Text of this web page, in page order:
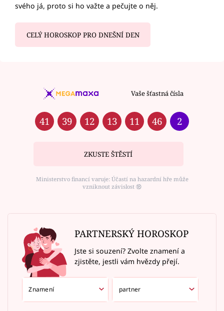
svého já, proto si ho važte a pečujte o něj.
CELÝ HOROSKOP PRO DNEŠNÍ DEN
Vaše šťastná čísla
41 39 12 13 11 46 2
ZKUSTE ŠTĚSTÍ
Ministerstvo financí varuje: Účastí na hazardní hře může
vzniknout závislost ⑱
PARTNERSKÝ HOROSKOP
Jste si souzení? Zvolte znamení a
zjistěte, jestli vám hvězdy přejí.